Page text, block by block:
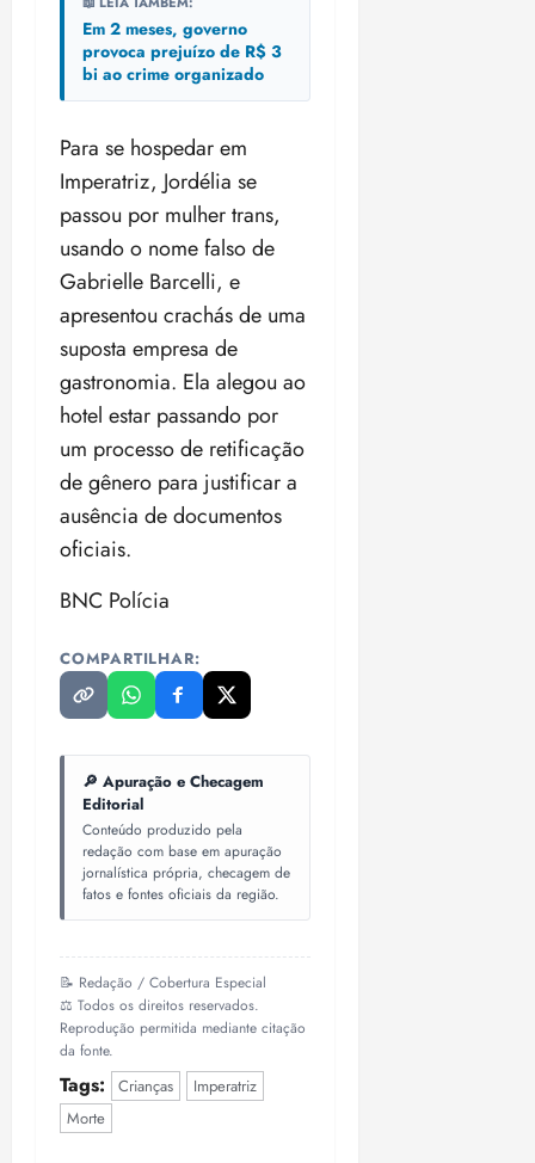
Em 2 meses, governo
provoca prejuízo de R$ 3
bi ao crime organizado
Para se hospedar em
Imperatriz, Jordélia se
passou por mulher trans,
usando o nome falso de
Gabrielle Barcelli, e
apresentou crachás de uma
suposta empresa de
gastronomia. Ela alegou ao
hotel estar passando por
um processo de retificação
de gênero para justificar a
ausência de documentos
oficiais.
BNC Polícia
COMPARTILHAR:
🔎 Apuração e Checagem
Editorial
Conteúdo produzido pela
redação com base em apuração
jornalística própria, checagem de
fatos e fontes oficiais da região.
📝 Redação / Cobertura Especial
⚖️ Todos os direitos reservados.
Reprodução permitida mediante citação
da fonte.
Tags: Crianças
Imperatriz
Morte